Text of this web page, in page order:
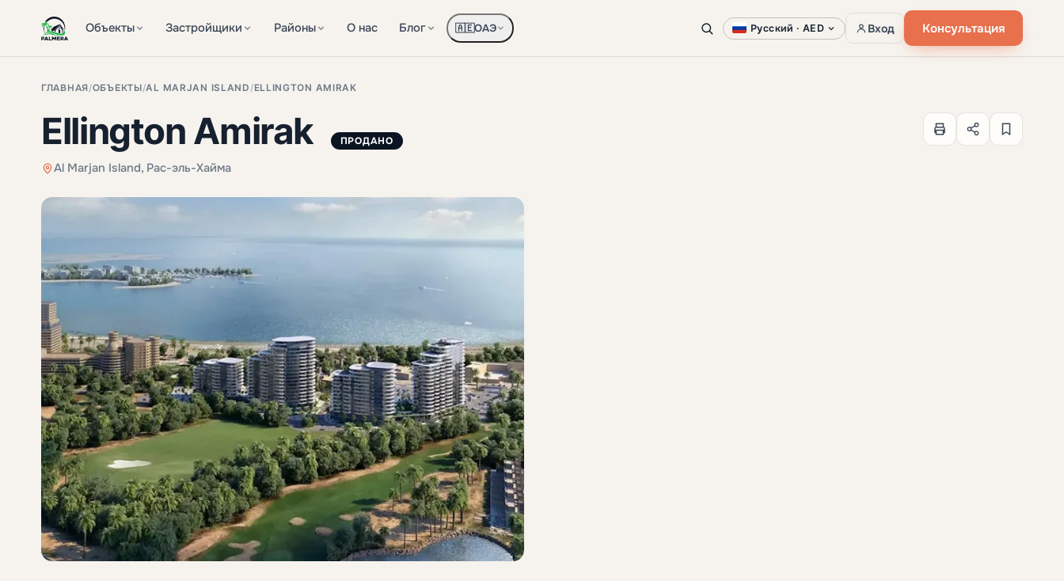
Объекты Застройщики Районы О нас Блог 🇦🇪ОАЭ Русский · AED Вход Консультация
ГЛАВНАЯ /ОБЪЕКТЫ/AL MARJAN ISLAND /ELLINGTON AMIRAK
Ellington Amirak ПРОДАНО
Al Marjan Island, Рас-эль-Хайма